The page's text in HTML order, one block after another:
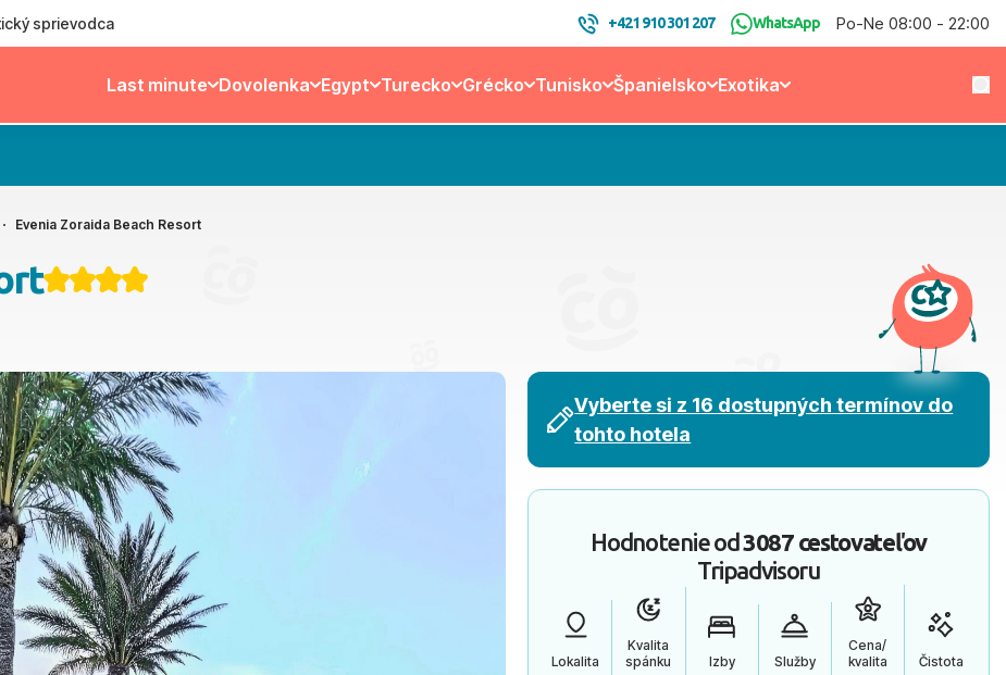
sprievodca +421 910 301 207 WhatsApp Po-Ne 08:00 - 22:00
Last minute Dovolenka Egypt Turecko Grécko Tunisko Španielsko Exotika
Evenia Zoraida Beach Resort
Vyberte si z 16 dostupných termínov do
tohto hotela
Hodnotenie od3087 cestovateľov
Tripadvisoru
Lokalita
Kvalita
spánku
Izby Služby
Cena/
kvalita
Čistota